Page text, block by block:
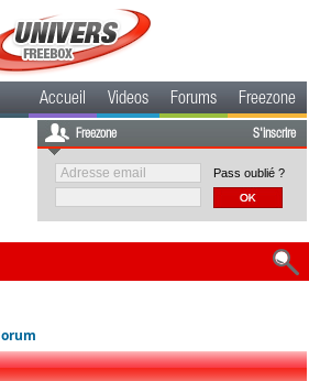
Accueil Videos Forums Freezone
Freezone S'inscrire
Pass oublié ?